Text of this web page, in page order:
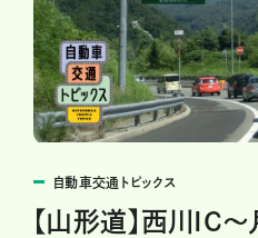
自動車交通トピックス
【山形道】西川IC